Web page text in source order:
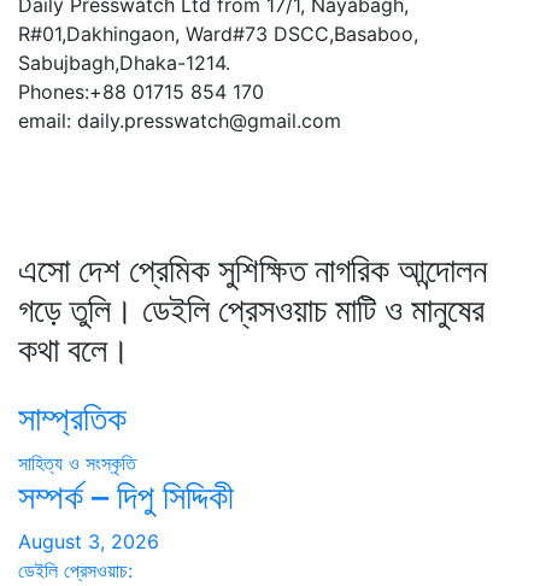
Daily Presswatch Ltd from 17/1, Nayabagh,
R#01,Dakhingaon, Ward#73 DSCC,Basaboo,
Sabujbagh,Dhaka-1214.
Phones:+88 01715 854 170
email: daily.presswatch@gmail.com
এসো দেশ প্রেমিক সুশিক্ষিত নাগরিক আন্দোলন
গড়ে তুলি। ডেইলি প্রেসওয়াচ মাটি ও মানুষের
কথা বলে।
সাম্প্রতিক
সাহিত্য ও সংস্কৃতি
সম্পর্ক – দিপু সিদ্দিকী
August 3, 2026
ডেইলি প্রেসওয়াচ: